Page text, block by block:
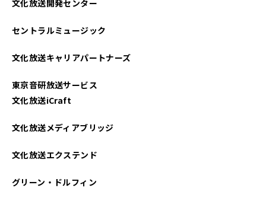
文化放送開発センター
セントラルミュージック
文化放送キャリアパートナーズ
東京音研放送サービス
文化放送iCraft
文化放送メディアブリッジ
文化放送エクステンド
グリーン・ドルフィン